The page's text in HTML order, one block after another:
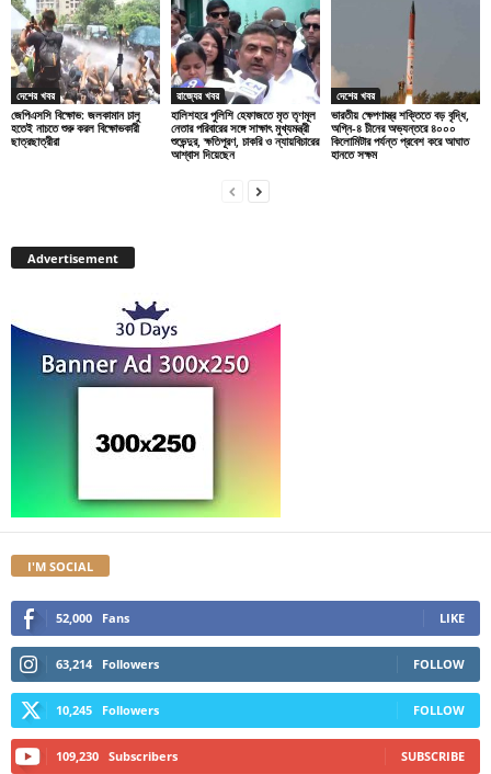
দেশের খবর
জেপিএসসি বিক্ষোভ: জলকামান চালু
হতেই নাচতে শুরু করল বিক্ষোভকারী
ছাত্রছাত্রীরা
রাজ্যের খবর
হালিশহরে পুলিশি হেফাজতে মৃত তৃণমূল
নেতার পরিবারের সঙ্গে সাক্ষাৎ মুখ্যমন্ত্রী
শুভেন্দুর, ক্ষতিপূরণ, চাকরি ও ন্যায়বিচারের
আশ্বাস দিয়েছেন
দেশের খবর
ভারতীয় ক্ষেপণাস্ত্র শক্তিতে বড় বৃদ্ধি,
অগ্নি-৪ চীনের অভ্যন্তরে ৪০০০
কিলোমিটার পর্যন্ত প্রবেশ করে আঘাত
হানতে সক্ষম
Advertisement
I'M SOCIAL
52,000 Fans LIKE
63,214 Followers FOLLOW
10,245 Followers FOLLOW
109,230 Subscribers SUBSCRIBE